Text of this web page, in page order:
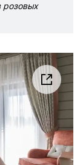
розовых